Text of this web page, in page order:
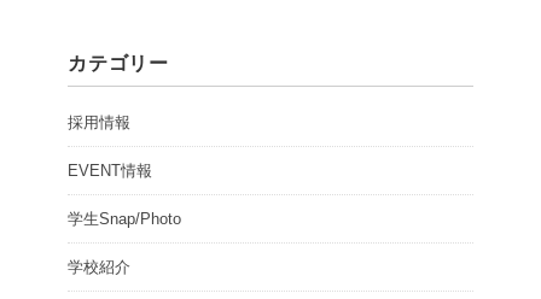
カテゴリー
採用情報
EVENT情報
学生Snap/Photo
学校紹介